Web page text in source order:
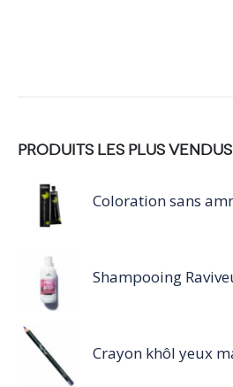
PRODUITS LES PLUS VENDUS